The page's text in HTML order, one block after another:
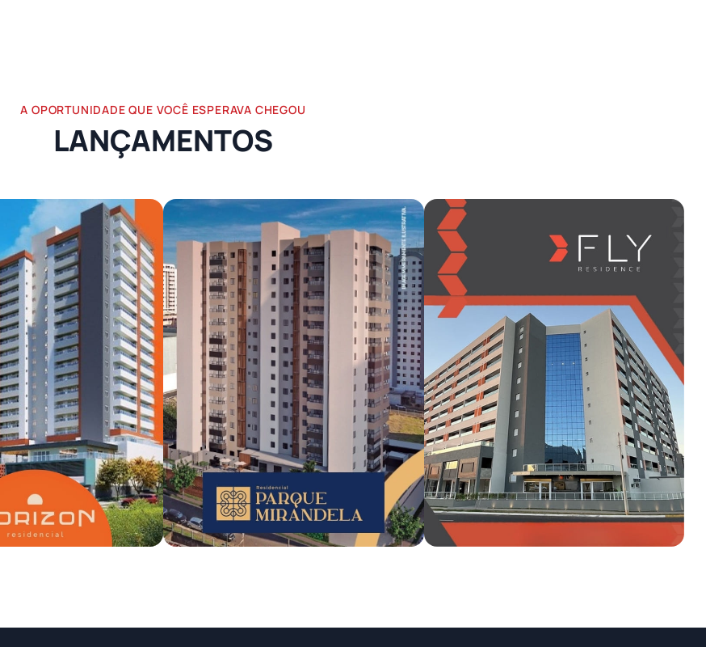
A OPORTUNIDADE QUE VOCÊ ESPERAVA CHEGOU
LANÇAMENTOS